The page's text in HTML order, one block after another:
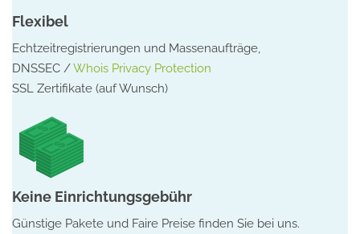
Flexibel
Echtzeitregistrierungen und Massenaufträge,
DNSSEC /Whois Privacy Protection
SSL Zertifikate (auf Wunsch)
Keine Einrichtungsgebühr
Günstige Pakete und Faire Preise finden Sie bei uns.